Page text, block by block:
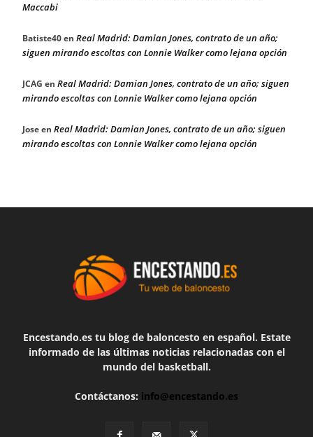
Maccabi
Batiste40en Real Madrid: Damian Jones, contrato de un año;
siguen mirando escoltas con Lonnie Walker como lejana opción
JCAG en Real Madrid: Damian Jones, contrato de un año; siguen
mirando escoltas con Lonnie Walker como lejana opción
Joseen Real Madrid: Damian Jones, contrato de un año; siguen
mirando escoltas con Lonnie Walker como lejana opción
Encestando.es tu blog de baloncesto en español. Estate
informado de las últimas noticias relacionadas con el
mundo del basketball.
Contáctanos: info@encestando.es